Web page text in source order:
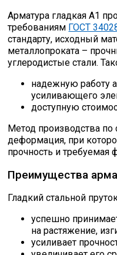
Арматура гладкая А1
требованиям ГОСТ
стандарту, исходный
металлопроката –
углеродистые стали.
надежную работу
усиливающего
доступную
Метод производства по
деформация, при
прочность и требуемая
Преимущества
Гладкий стальной
успешно
на растяжение,
усиливает